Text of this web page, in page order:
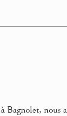
Bagnolet, nous